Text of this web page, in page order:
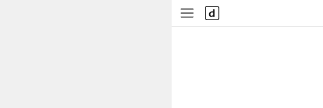
사
이
다
나
와